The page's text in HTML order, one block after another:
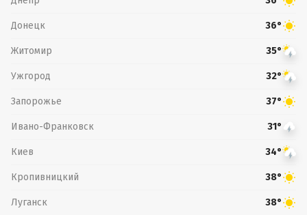
Донецк 36°
Житомир 35°
Ужгород 32°
Запорожье 37°
Ивано-Франковск 31°
Киев 34°
Кропивницкий 38°
Луганск 38°